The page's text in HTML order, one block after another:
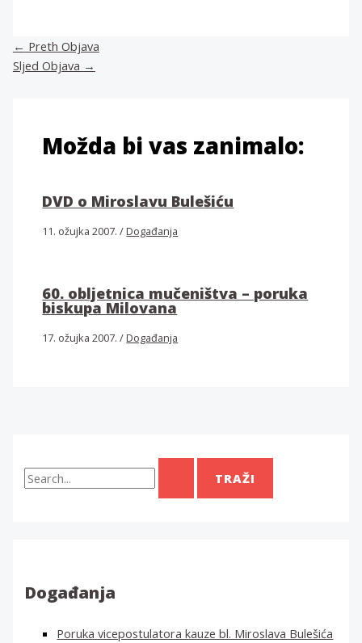
← Preth Objava
Sljed Objava →
Možda bi vas zanimalo:
DVD o Miroslavu Bulešiću
11. ožujka 2007./Događanja
60. obljetnica mučeništva – poruka
biskupa Milovana
17. ožujka 2007./Događanja
T
r
:Događanja
Poruka vicepostulatora kauze bl. Miroslava Bulešića